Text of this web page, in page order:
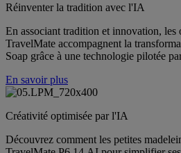
Réinventer la tradition avec l'IA
En associant tradition et innovation, les
TravelMate accompagnent la
Soap grâce à une technologie pilotée
En savoir plus
Créativité optimisée par l'IA
Découvrez comment les petites